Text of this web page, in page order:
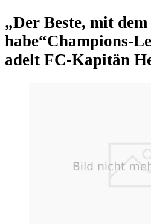
„Der Beste, mit
habe“Champions-
adelt FC-Kapitän